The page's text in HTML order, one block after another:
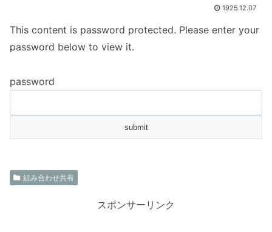
1925.12.07
This content is password protected. Please enter your
password below to view it.
password
組み合わせ共有
スポンサーリンク